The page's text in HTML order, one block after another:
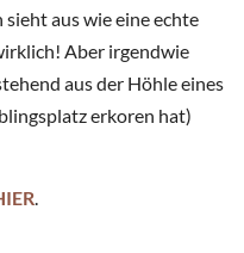
aus wie eine echte
Aber irgendwie
aus der Höhle eines
erkoren hat)